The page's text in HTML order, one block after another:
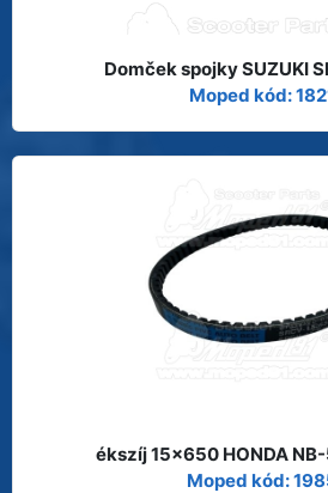
Domček spojky SUZUKI
Moped kód:
ékszíj 15x650 HONDA
Moped kód: